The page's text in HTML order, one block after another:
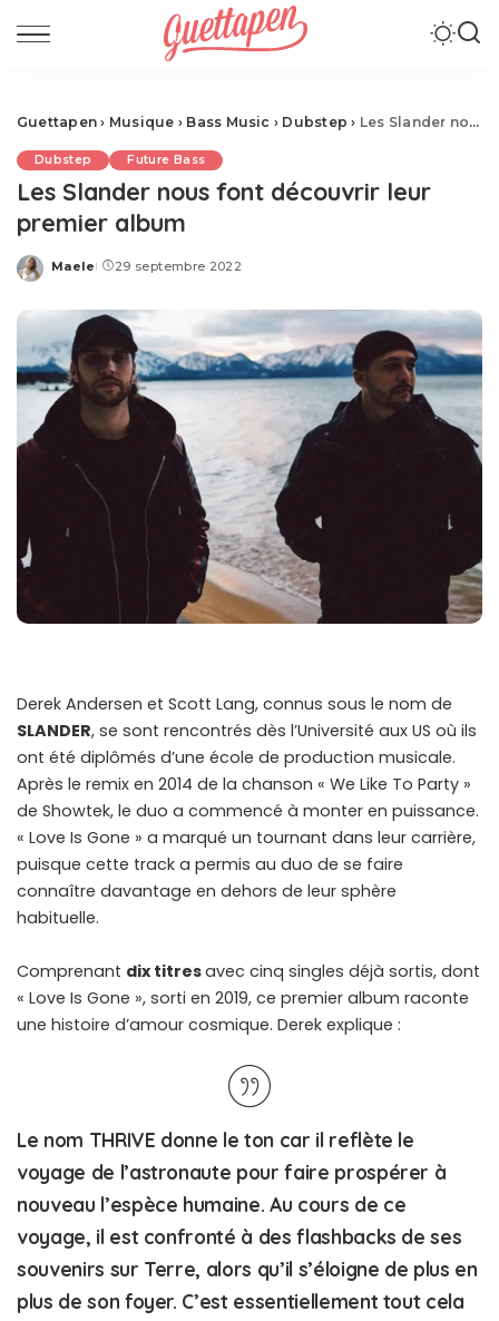
Guettapen › Musique › Bass Music › Dubstep › Les Slander nous font découvrir leur premier album
Dubstep Future Bass
Les Slander nous font découvrir leur
premier album
Posted
Maele 29 septembre 2022
Derek Andersen et Scott Lang, connus sous le nom de
SLANDER, se sont rencontrés dès l’Université aux US où ils
ont été diplômés d’une école de production musicale.
Après le remix en 2014 de la chanson « We Like To Party »
de Showtek, le duo a commencé à monter en puissance.
« Love Is Gone » a marqué un tournant dans leur carrière,
puisque cette track a permis au duo de se faire
connaître davantage en dehors de leur sphère
habituelle.
Comprenant dix titresavec cinq singles déjà sortis, dont
« Love Is Gone », sorti en 2019, ce premier album raconte
une histoire d’amour cosmique. Derek explique :
Le nom THRIVE donne le ton car il reflète le
voyage de l’astronaute pour faire prospérer à
nouveau l’espèce humaine. Au cours de ce
voyage, il est confronté à des flashbacks de ses
souvenirs sur Terre, alors qu’il s’éloigne de plus en
plus de son foyer. C’est essentiellement tout cela